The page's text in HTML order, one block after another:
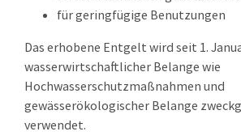
für geringfügige Benutzungen
Das erhobene Entgelt wird seit 1.
wasserwirtschaftlicher Belange wie
Hochwasserschutzmaßnahmen und
gewässerökologischer Belange
verwendet.